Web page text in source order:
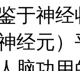
于神
经元